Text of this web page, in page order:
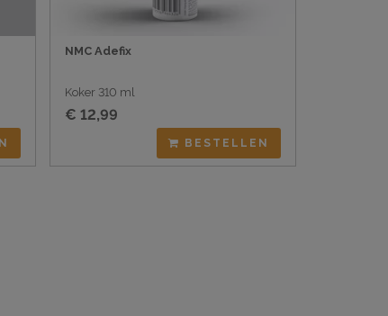
NMC Adefix
Koker 310 ml
€ 12,99
BESTELLEN